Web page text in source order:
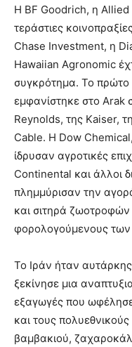
Η BF Goodrich, η Allied
τεράστιες
Chase Investment, η
Hawaiian Agronomic
συγκρότημα. Το πρώτο
εμφανίστηκε στο Arak
Reynolds, της Kaiser,
Cable. Η Dow
ίδρυσαν αγροτικές
Continental και άλλοι
πλημμύρισαν την
και σιτηρά ζωοτροφών
φορολογούμενους
Το Ιράν ήταν
ξεκίνησε μια
εξαγωγές που
και τους
βαμβακιού,